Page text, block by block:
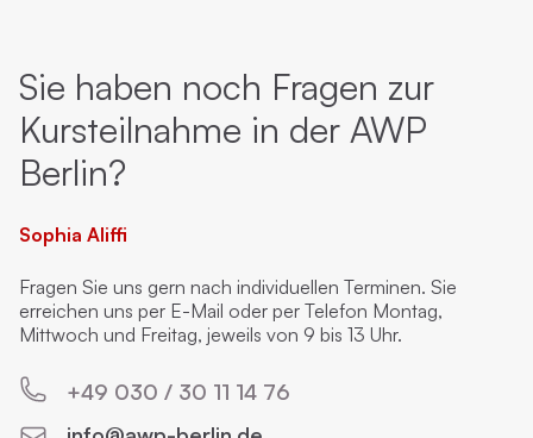
Sie haben noch Fragen zur
Kursteilnahme in der AWP
Berlin?
Sophia Aliffi
Fragen Sie uns gern nach individuellen Terminen. Sie
erreichen uns per E-Mail oder per Telefon Montag,
Mittwoch und Freitag, jeweils von 9 bis 13 Uhr.
+49 030 / 30 11 14 76